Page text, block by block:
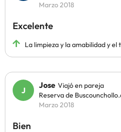
Marzo 2018
Excelente
La limpieza y la amabilidad y
Jose Viajó en pareja
Reserva de
Marzo 2018
Bien